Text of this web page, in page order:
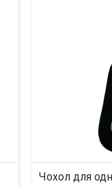
Чохол для